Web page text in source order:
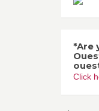
*Are
Click